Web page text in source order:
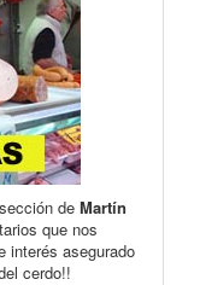
de Martín
que nos
interés asegurado
cerdo!!